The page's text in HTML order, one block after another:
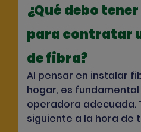
¿Qué debo
para contratar
de fibra?
Al pensar en instalar
hogar, es
operadora adecuada.
siguiente a la hora de